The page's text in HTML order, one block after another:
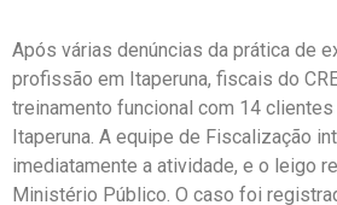
Após várias denúncias da prática de
profissão em Itaperuna, fiscais do
treinamento funcional com 14
Itaperuna. A equipe de Fiscalização
imediatamente a atividade, e o leigo
Ministério Público. O caso foi